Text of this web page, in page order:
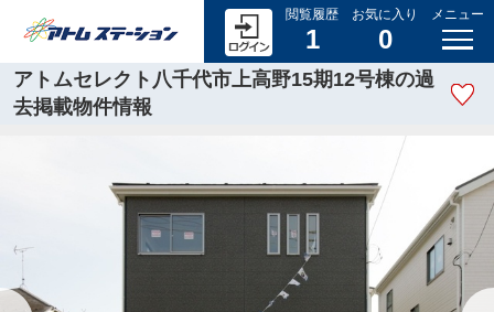
閲覧履歴
1
お気に入り
0
メニュー
アトムセレクト八千代市上高野15期12号棟の過
去掲載物件情報